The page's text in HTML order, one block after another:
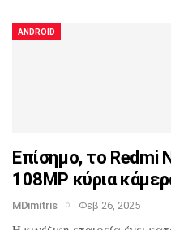
ANDROID
Επίσημο, το Redmi
108MP κύρια
MDimitris Φεβ 26, 2025